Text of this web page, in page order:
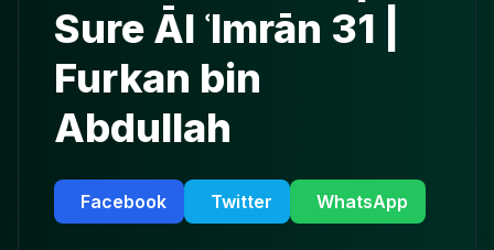
Sure Āl ʿImrān 31 |
Furkan bin
Abdullah
Facebook Twitter WhatsApp